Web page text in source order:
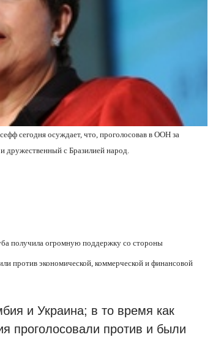
сегодня осуждает, что, проголосовав в ООН за
дружественный с Бразилией народ.
получила огромную поддержку со стороны
против экономической, коммерческой и финансовой
и Украина; в то время как
проголосовали против и были